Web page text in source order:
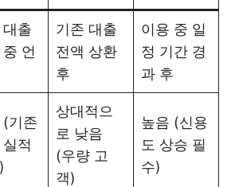
출
언
기존 대출
전액 상환
후
이용 중 일
정 기간 경
과 후
(기존
적
상대적으
로 낮음
(우량 고
객)
높음 (신용
도 상승 필
수)